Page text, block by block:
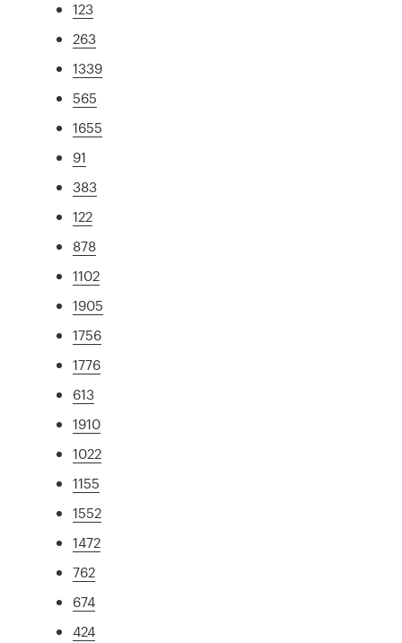
123
263
1339
565
1655
91
383
122
878
1102
1905
1756
1776
613
1910
1022
1155
1552
1472
762
674
424